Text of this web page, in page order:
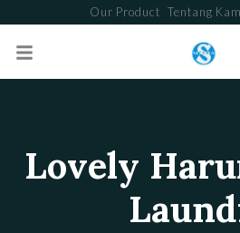
Our Product Tentang
Lovely